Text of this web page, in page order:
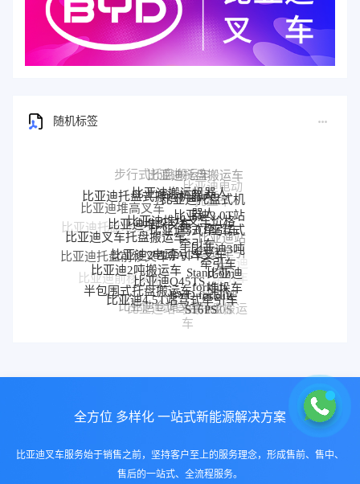
随机标签
比亚迪托盘堆垛车
比亚迪堆高叉车
比亚迪托盘式搬运机器人
比亚迪搬运机器人
比亚迪托盘式机
器人
比亚迪2.0T站
驾式牵引车
比亚迪站
驾式牵引
车
比亚迪
牵引车
比亚迪2.0T
牵引车
比亚迪3T托盘搬运
车
比亚迪电动搬运车
比亚迪前移车
比亚迪前移叉车
比亚迪托盘前移叉车
比亚迪叉车托盘搬运车
比亚迪堆垛叉车
比亚迪堆垛叉车价格
比亚迪3.0T座驾式
牵引车
比亚迪3吨
牵引车
比亚迪
堆垛车
比亚迪
P30S
比亚迪站驾式托盘搬运
车
比亚迪仓储叉车
半包围式托盘搬运车
比亚迪2吨搬运车
比亚迪25T牵引车
电动AGV叉车
Stand-on
forklift
BYD forklift
S16PS
比亚迪4.5T站驾式牵引车
比亚迪Q45TS
全方位 多样化 一站式新能源解决方案
比亚迪叉车服务始于销售之前，坚持客户至上的服务理念，形成售前、售中、
售后的一站式、全流程服务。